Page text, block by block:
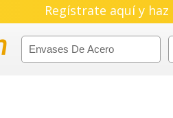
Regístrate aquí y